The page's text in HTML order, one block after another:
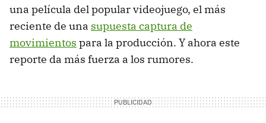
una película del popular videojuego, el más
reciente de una supuesta captura de
movimientos para la producción. Y ahora este
reporte da más fuerza a los rumores.